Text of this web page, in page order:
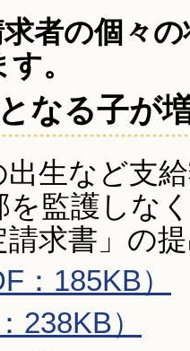
者の個々
。
なる子が
生など支
を監護しな
請求書」の
：185KB）
238KB）